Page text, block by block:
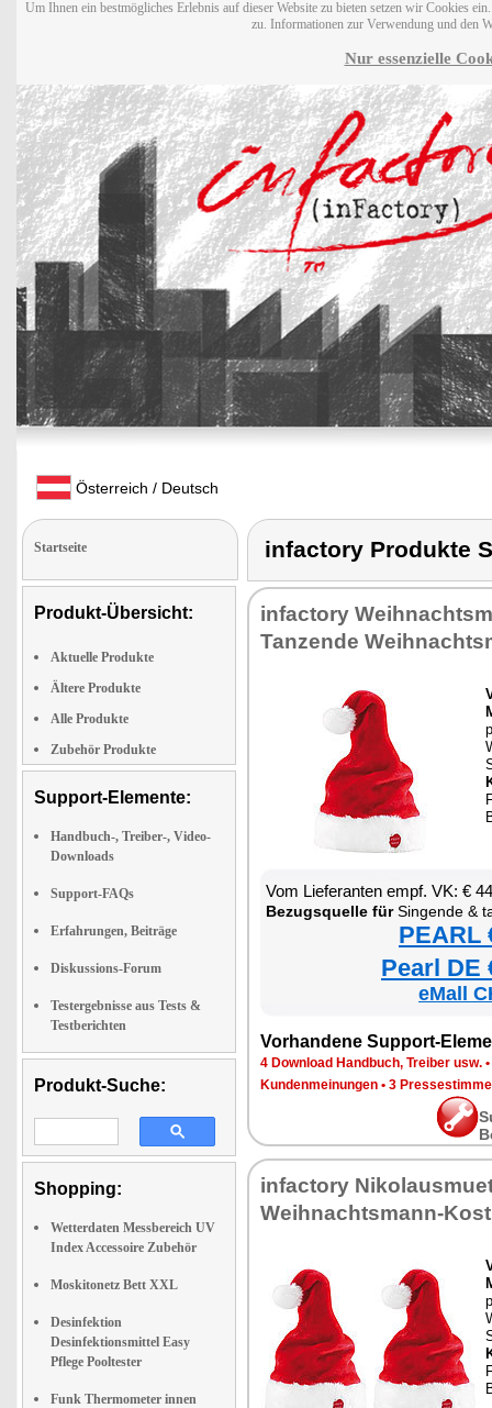
Um Ihnen ein bestmögliches Erlebnis auf dieser Website zu bieten setzen wir Cookies
zu. Informationen zur Verwendung und den
Nur essenzielle
Österreich / Deutsch
Startseite
Produkt-Übersicht:
Aktuelle Produkte
Ältere Produkte
Alle Produkte
Zubehör Produkte
Support-Elemente:
Handbuch-, Treiber-, Video-
Downloads
Support-FAQs
Erfahrungen, Beiträge
Diskussions-Forum
Testergebnisse aus Tests &
Testberichten
Produkt-Suche:
Shopping:
Wetterdaten Messbereich UV
Index Accessoire Zubehör
Moskitonetz Bett XXL
Desinfektion
Desinfektionsmittel Easy
Pflege Pooltester
Funk Thermometer innen
infactory Produkte
infactory
Tanzende
Vom Lieferanten empf. VK: €
Bezugsquelle fürSingende &
PEARL
Pearl DE
eMall
Vorhandene Support-
4 Download Handbuch, Treiber usw. •
Kundenmeinungen • 3
infactory
Weihnachtsmann-